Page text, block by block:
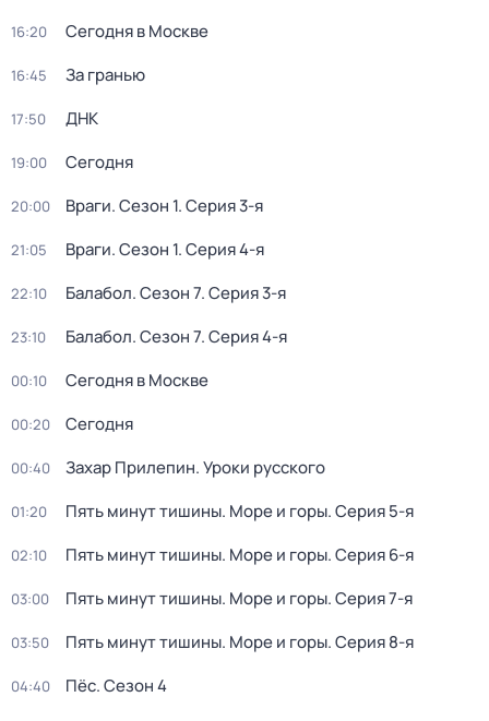
16:20 Сегодня в Москве
16:45 За гранью
17:50 ДНК
19:00 Сегодня
20:00 Враги. Сезон 1. Серия 3-я
21:05 Враги. Сезон 1. Серия 4-я
22:10 Балабол. Сезон 7. Серия 3-я
23:10 Балабол. Сезон 7. Серия 4-я
00:10 Сегодня в Москве
00:20 Сегодня
00:40 Захар Прилепин. Уроки русского
01:20 Пять минут тишины. Море и горы. Серия 5-я
02:10 Пять минут тишины. Море и горы. Серия 6-я
03:00 Пять минут тишины. Море и горы. Серия 7-я
03:50 Пять минут тишины. Море и горы. Серия 8-я
04:40 Пёс. Сезон 4